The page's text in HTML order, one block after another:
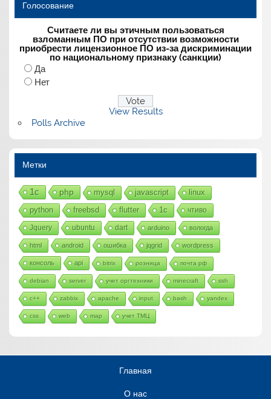
Голосование
Считаете ли вы этичным пользоваться
взломанным ПО при отсутствии возможности
приобрести лицензионное ПО из-за дискриминации
по национальному признаку (санкции)
Да
Нет
View Results
Polls Archive
Метки
1с php mysql javascript linux
python freebsd flutter 1c чтиво
Jquery ubuntu dart arduino вологда
html android ошибка jqgrid wordpress
консоль api bitrix розница почта рф
debian server учет оргтехники minecraft ssh
c++ zabbix apache input bash yandex
css web map учет ТМЦ
Главная
О нас